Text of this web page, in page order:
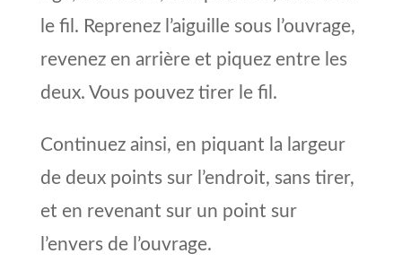
le fil. Reprenez l’aiguille sous l’ouvrage,
revenez en arrière et piquez entre les
deux. Vous pouvez tirer le fil.
Continuez ainsi, en piquant la largeur
de deux points sur l’endroit, sans tirer,
et en revenant sur un point sur
l’envers de l’ouvrage.